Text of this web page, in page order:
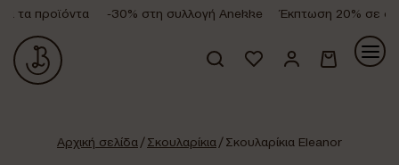
τα προϊόντα -30% στη συλλογή Anekke Έκπτωση 20% σε
Αρχική σελίδα/Σκουλαρίκια/ Σκουλαρίκια Eleanor